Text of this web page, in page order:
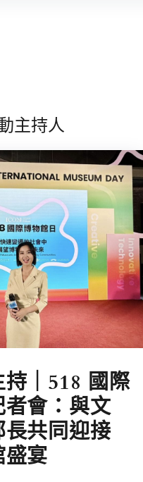
主持人
｜518 國際
會：與文
共同迎接
宴